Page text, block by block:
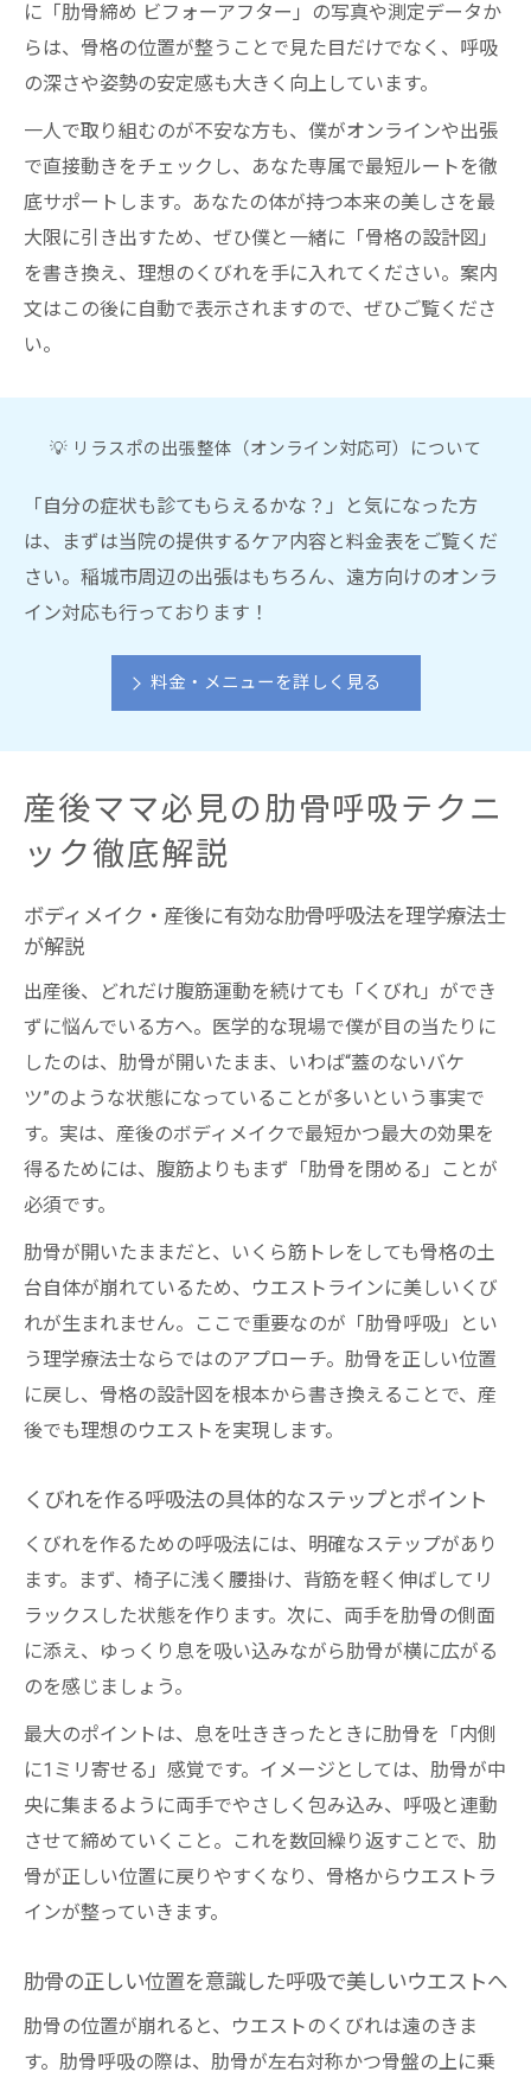
に「肋骨締め ビフォーアフター」の写真や測定データか
らは、骨格の位置が整うことで見た目だけでなく、呼吸
の深さや姿勢の安定感も大きく向上しています。
一人で取り組むのが不安な方も、僕がオンラインや出張
で直接動きをチェックし、あなた専属で最短ルートを徹
底サポートします。あなたの体が持つ本来の美しさを最
大限に引き出すため、ぜひ僕と一緒に「骨格の設計図」
を書き換え、理想のくびれを手に入れてください。案内
文はこの後に自動で表示されますので、ぜひご覧くださ
い。
💡 リラスポの出張整体（オンライン対応可）について
「自分の症状も診てもらえるかな？」と気になった方
は、まずは当院の提供するケア内容と料金表をご覧くだ
さい。稲城市周辺の出張はもちろん、遠方向けのオンラ
イン対応も行っております！
料金・メニューを詳しく見る
産後ママ必見の肋骨呼吸テクニ
ック徹底解説
ボディメイク・産後に有効な肋骨呼吸法を理学療法士
が解説
出産後、どれだけ腹筋運動を続けても「くびれ」ができ
ずに悩んでいる方へ。医学的な現場で僕が目の当たりに
したのは、肋骨が開いたまま、いわば“蓋のないバケ
ツ”のような状態になっていることが多いという事実で
す。実は、産後のボディメイクで最短かつ最大の効果を
得るためには、腹筋よりもまず「肋骨を閉める」ことが
必須です。
肋骨が開いたままだと、いくら筋トレをしても骨格の土
台自体が崩れているため、ウエストラインに美しいくび
れが生まれません。ここで重要なのが「肋骨呼吸」とい
う理学療法士ならではのアプローチ。肋骨を正しい位置
に戻し、骨格の設計図を根本から書き換えることで、産
後でも理想のウエストを実現します。
くびれを作る呼吸法の具体的なステップとポイント
くびれを作るための呼吸法には、明確なステップがあり
ます。まず、椅子に浅く腰掛け、背筋を軽く伸ばしてリ
ラックスした状態を作ります。次に、両手を肋骨の側面
に添え、ゆっくり息を吸い込みながら肋骨が横に広がる
のを感じましょう。
最大のポイントは、息を吐ききったときに肋骨を「内側
に1ミリ寄せる」感覚です。イメージとしては、肋骨が中
央に集まるように両手でやさしく包み込み、呼吸と連動
させて締めていくこと。これを数回繰り返すことで、肋
骨が正しい位置に戻りやすくなり、骨格からウエストラ
インが整っていきます。
肋骨の正しい位置を意識した呼吸で美しいウエストへ
肋骨の位置が崩れると、ウエストのくびれは遠のきま
す。肋骨呼吸の際は、肋骨が左右対称かつ骨盤の上に乗